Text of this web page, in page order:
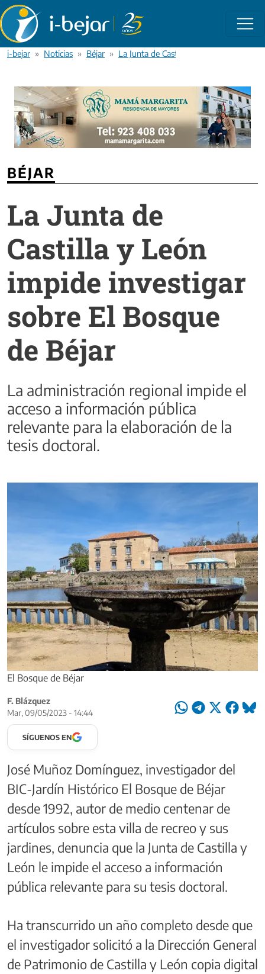
Pasar al contenido principal
i-bejar Noticias Béjar La Junta de Castilla y León impide
BÉJAR
La Junta de
Castilla y León
impide investigar
sobre El Bosque
de Béjar
La administración regional impide el
acceso a información pública
relevante para la elaboración de la
tesis doctoral.
El Bosque de Béjar
F. Blázquez
Mar, 09/05/2023 - 14:44
SÍGUENOS EN
José Muñoz Domínguez, investigador del
BIC-Jardín Histórico El Bosque de Béjar
desde 1992, autor de medio centenar de
artículos sobre esta villa de recreo y sus
jardines, denuncia que la Junta de Castilla y
León le impide el acceso a información
pública relevante para su tesis doctoral.
Ha transcurrido un año completo desde que
el investigador solicitó a la Dirección General
de Patrimonio de Castilla y León copia digital